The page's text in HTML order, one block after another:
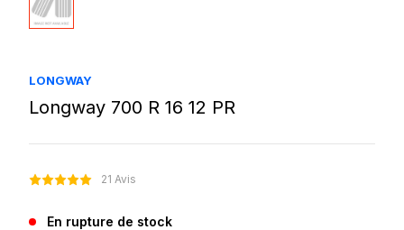
LONGWAY
Longway 700 R 16 12 PR
21 Avis
En rupture de stock